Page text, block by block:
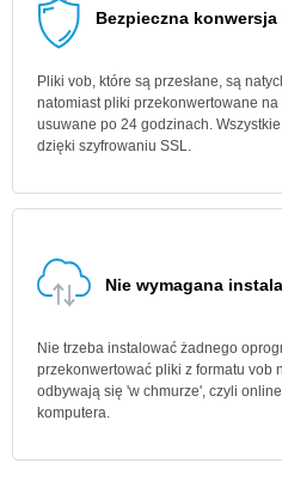
Bezpieczna
Pliki vob, które są przesłane, są
natomiast pliki przekonwertowane
usuwane po 24 godzinach.
dzięki szyfrowaniu SSL.
Nie wymagana
Nie trzeba instalować żadnego
przekonwertować pliki z formatu vob
odbywają się 'w chmurze', czyli
komputera.